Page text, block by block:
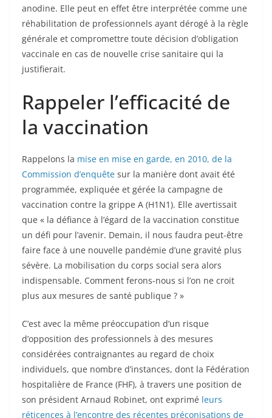
anodine. Elle peut en effet être interprétée comme une
réhabilitation de professionnels ayant dérogé à la règle
générale et compromettre toute décision d’obligation
vaccinale en cas de nouvelle crise sanitaire qui la
justifierait.
Rappeler l’efficacité de
la vaccination
Rappelons la mise en mise en garde, en 2010, de la
Commission d’enquête sur la manière dont avait été
programmée, expliquée et gérée la campagne de
vaccination contre la grippe A (H1N1). Elle avertissait
que « la défiance à l’égard de la vaccination constitue
un défi pour l’avenir. Demain, il nous faudra peut-être
faire face à une nouvelle pandémie d’une gravité plus
sévère. La mobilisation du corps social sera alors
indispensable. Comment ferons-nous si l’on ne croit
plus aux mesures de santé publique ? »
C’est avec la même préoccupation d’un risque
d’opposition des professionnels à des mesures
considérées contraignantes au regard de choix
individuels, que nombre d’instances, dont la Fédération
hospitalière de France (FHF), à travers une position de
son président Arnaud Robinet, ont exprimé leurs
réticences à l’encontre des récentes préconisations de